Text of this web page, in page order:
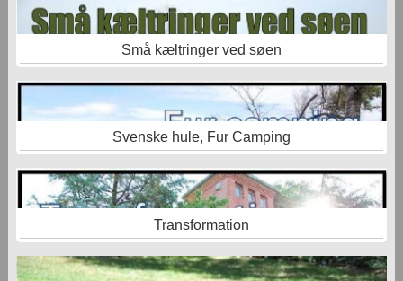
Små kæltringer ved søen
Svenske hule, Fur Camping
Transformation